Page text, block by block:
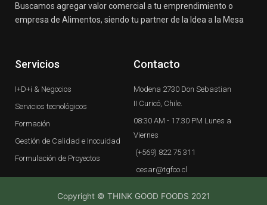
Buscamos agregar valor comercial a tu emprendimiento o
empresa de Alimentos, siendo tu partner de la Idea a la Mesa
Servicios
I+D+i & Negocios
Servicios tecnológicos
Formación
Gestión de Calidad e Inocuidad
Formulación de Proyectos
Contacto
Modena 2730 Don Sebastian
II Curicó, Chile.
08:30 AM - 17.30 PM Lunes a
Viernes
(+569) 822 75 311
cesar@tgfco.cl
Copyright © THINK GOOD FOODS 2021